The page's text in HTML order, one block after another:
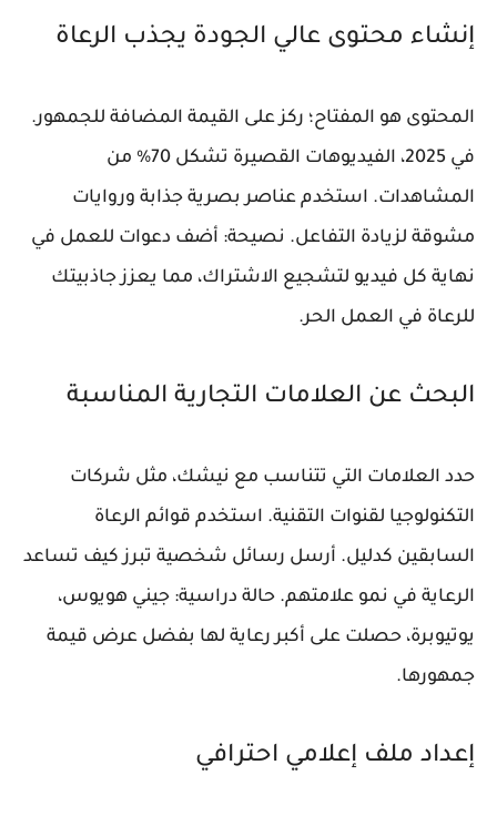
إنشاء محتوى عالي الجودة يجذب الرعاة
المحتوى هو المفتاح؛ ركز على القيمة المضافة للجمهور.
في 2025، الفيديوهات القصيرة تشكل 70% من
المشاهدات. استخدم عناصر بصرية جذابة وروايات
مشوقة لزيادة التفاعل. نصيحة: أضف دعوات للعمل في
نهاية كل فيديو لتشجيع الاشتراك، مما يعزز جاذبيتك
للرعاة في العمل الحر.
البحث عن العلامات التجارية المناسبة
حدد العلامات التي تتناسب مع نيشك، مثل شركات
التكنولوجيا لقنوات التقنية. استخدم قوائم الرعاة
السابقين كدليل. أرسل رسائل شخصية تبرز كيف تساعد
الرعاية في نمو علامتهم. حالة دراسية: جيني هويوس،
يوتيوبرة، حصلت على أكبر رعاية لها بفضل عرض قيمة
جمهورها.
إعداد ملف إعلامي احترافي